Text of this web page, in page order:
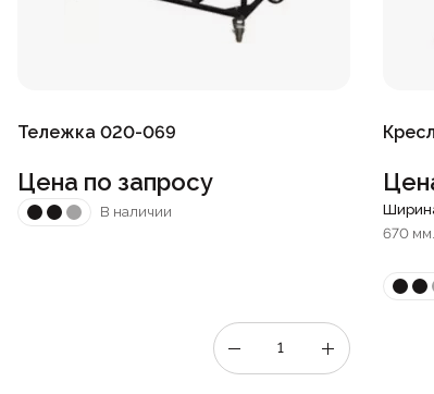
Тележка 020-069
Цена по запросу
В наличии
670 мм.